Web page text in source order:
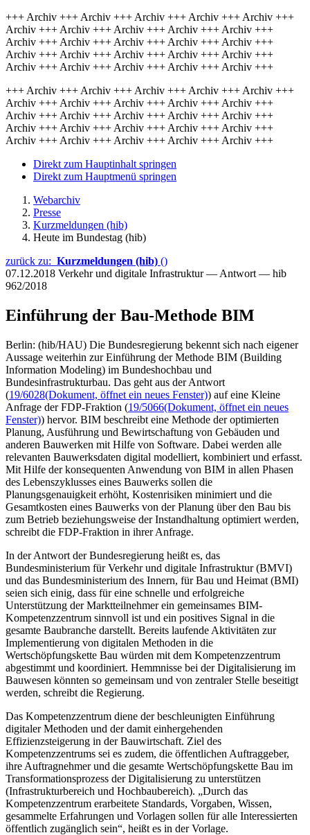
+++ Archiv +++ Archiv +++ Archiv +++ Archiv +++ Archiv +++
Archiv +++ Archiv +++ Archiv +++ Archiv +++ Archiv +++
Archiv +++ Archiv +++ Archiv +++ Archiv +++ Archiv +++
Archiv +++ Archiv +++ Archiv +++ Archiv +++ Archiv +++
Archiv +++ Archiv +++ Archiv +++ Archiv +++ Archiv +++
+++ Archiv +++ Archiv +++ Archiv +++ Archiv +++ Archiv +++
Archiv +++ Archiv +++ Archiv +++ Archiv +++ Archiv +++
Archiv +++ Archiv +++ Archiv +++ Archiv +++ Archiv +++
Archiv +++ Archiv +++ Archiv +++ Archiv +++ Archiv +++
Archiv +++ Archiv +++ Archiv +++ Archiv +++ Archiv +++
Direkt zum Hauptinhalt springen
Direkt zum Hauptmenü springen
Webarchiv
Presse
Kurzmeldungen (hib)
Heute im Bundestag (hib)
zurück zu: Kurzmeldungen (hib) ()
07.12.2018 Verkehr und digitale Infrastruktur — Antwort — hib
962/2018
Einführung der Bau-Methode BIM
Berlin: (hib/HAU) Die Bundesregierung bekennt sich nach eigener
Aussage weiterhin zur Einführung der Methode BIM (Building
Information Modeling) im Bundeshochbau und
Bundesinfrastrukturbau. Das geht aus der Antwort
(19/6028(Dokument, öffnet ein neues Fenster)) auf eine Kleine
Anfrage der FDP-Fraktion (19/5066(Dokument, öffnet ein neues
Fenster)) hervor. BIM beschreibt eine Methode der optimierten
Planung, Ausführung und Bewirtschaftung von Gebäuden und
anderen Bauwerken mit Hilfe von Software. Dabei werden alle
relevanten Bauwerksdaten digital modelliert, kombiniert und erfasst.
Mit Hilfe der konsequenten Anwendung von BIM in allen Phasen
des Lebenszyklusses eines Bauwerks sollen die
Planungsgenauigkeit erhöht, Kostenrisiken minimiert und die
Gesamtkosten eines Bauwerks von der Planung über den Bau bis
zum Betrieb beziehungsweise der Instandhaltung optimiert werden,
schreibt die FDP-Fraktion in ihrer Anfrage.
In der Antwort der Bundesregierung heißt es, das
Bundesministerium für Verkehr und digitale Infrastruktur (BMVI)
und das Bundesministerium des Innern, für Bau und Heimat (BMI)
seien sich einig, dass für eine schnelle und erfolgreiche
Unterstützung der Marktteilnehmer ein gemeinsames BIM-
Kompetenzzentrum sinnvoll ist und ein positives Signal in die
gesamte Baubranche darstellt. Bereits laufende Aktivitäten zur
Implementierung von digitalen Methoden in die
Wertschöpfungskette Bau würden mit dem Kompetenzzentrum
abgestimmt und koordiniert. Hemmnisse bei der Digitalisierung im
Bauwesen könnten so gemeinsam und von zentraler Stelle beseitigt
werden, schreibt die Regierung.
Das Kompetenzzentrum diene der beschleunigten Einführung
digitaler Methoden und der damit einhergehenden
Effizienzsteigerung in der Bauwirtschaft. Ziel des
Kompetenzzentrums sei es zudem, die öffentlichen Auftraggeber,
ihre Auftragnehmer und die gesamte Wertschöpfungskette Bau im
Transformationsprozess der Digitalisierung zu unterstützen
(Infrastrukturbereich und Hochbaubereich). „Durch das
Kompetenzzentrum erarbeitete Standards, Vorgaben, Wissen,
gesammelte Erfahrungen und Vorlagen sollen für alle Interessierten
öffentlich zugänglich sein“, heißt es in der Vorlage.